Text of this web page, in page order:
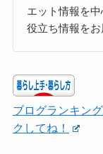
エット情報を
役立ち情報をお
ブログランキン
クしてね！